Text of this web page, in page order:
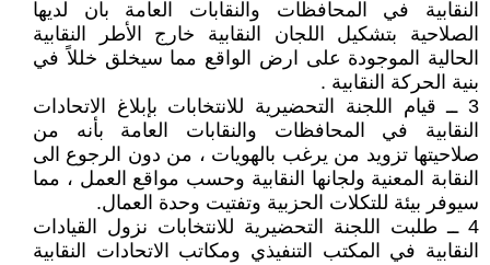
النقابية في المحافظات والنقابات العامة بان لديها
الصلاحية بتشكيل اللجان النقابية خارج الأطر النقابية
الحالية الموجودة على ارض الواقع مما سيخلق خللاً في
بنية الحركة النقابية .
3 ــ قيام اللجنة التحضيرية للانتخابات بإبلاغ الاتحادات
النقابية في المحافظات والنقابات العامة بأنه من
صلاحيتها تزويد من يرغب بالهويات ، من دون الرجوع الى
النقابة المعنية ولجانها النقابية وحسب مواقع العمل ، مما
سيوفر بيئة للتكلات الحزبية وتفتيت وحدة العمال.
4 ــ طلبت اللجنة التحضيرية للانتخابات نزول القيادات
النقابية في المكتب التنفيذي ومكاتب الاتحادات النقابية